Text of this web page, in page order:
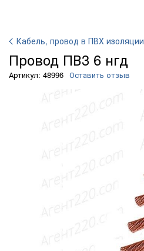
Кабель, провод в ПВХ изоляции
Провод ПВ3 6 нгд
Артикул: 48996 Оставить отзыв